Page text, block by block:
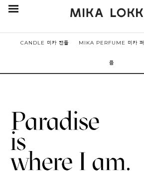
CANDLE 미카 캔들 MIKA PERFUME 미카 퍼
퓸